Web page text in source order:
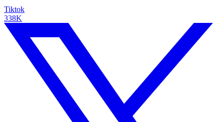
Tiktok
338K